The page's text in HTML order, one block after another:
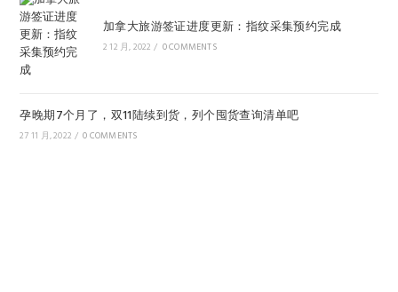
加拿大旅游签证进度更新：指纹采集预约完成
2 12 月, 2022 / 0 COMMENTS
孕晚期7个月了，双11陆续到货，列个囤货查询清单吧
27 11 月, 2022 / 0 COMMENTS